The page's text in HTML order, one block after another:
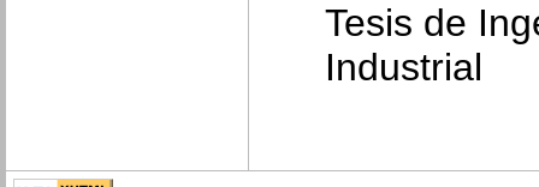
Tesis de
Industrial